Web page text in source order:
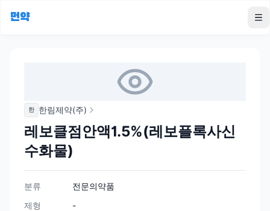
먼약
한 한림제약(주)
레보클점안액1.5%(레보플록사신
수화물)
분류
전문의약품
제형
-